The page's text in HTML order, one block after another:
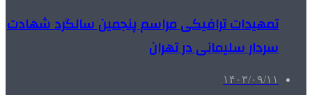
تمهیدات ترافیکی مراسم پنجمین سالگرد شهادت
سردار سلیمانی در تهران
۱۴۰۳/۰۹/۱۱